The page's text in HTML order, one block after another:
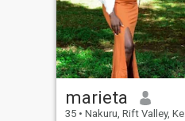
mich durch.
marieta
35 • Nakuru, Rift Valley, Kenia